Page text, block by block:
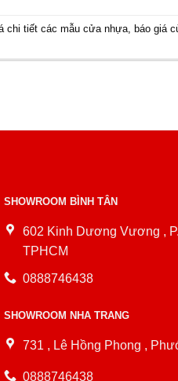
chi tiết các mẫu cửa nhựa ,báo giá
SHOWROOM BÌNH TÂN
602 Kinh Dương Vương ,
TPHCM
0888746438
SHOWROOM NHA TRANG
731 , Lê Hồng Phong ,
0888746438